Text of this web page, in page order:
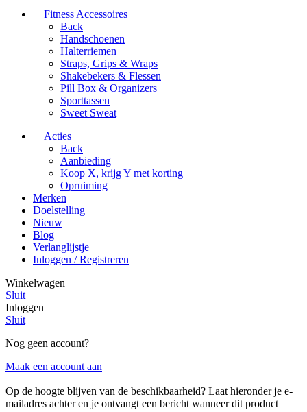
Fitness Accessoires
Back
Handschoenen
Halterriemen
Straps, Grips & Wraps
Shakebekers & Flessen
Pill Box & Organizers
Sporttassen
Sweet Sweat
Acties
Back
Aanbieding
Koop X, krijg Y met korting
Opruiming
Merken
Doelstelling
Nieuw
Blog
Verlanglijstje
Inloggen / Registreren
Winkelwagen
Sluit
Inloggen
Sluit
Nog geen account?
Maak een account aan
Op de hoogte blijven van de beschikbaarheid? Laat hieronder je e-
mailadres achter en je ontvangt een bericht wanneer dit product